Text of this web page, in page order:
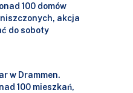
100 domów
akcja
do soboty
w Drammen.
100 mieszkań,